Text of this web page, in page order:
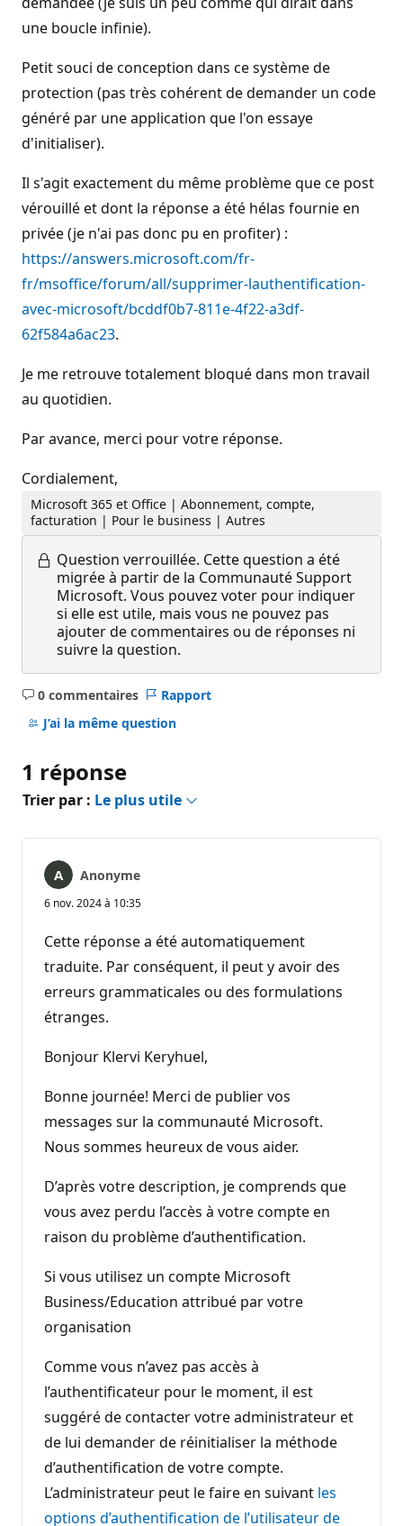
une boucle infinie).
Petit souci de conception dans ce système de
protection (pas très cohérent de demander un code
généré par une application que l'on essaye
d'initialiser).
Il s'agit exactement du même problème que ce post
vérouillé et dont la réponse a été hélas fournie en
privée (je n'ai pas donc pu en profiter) :
https://answers.microsoft.com/fr-
fr/msoffice/forum/all/supprimer-lauthentification-
avec-microsoft/bcddf0b7-811e-4f22-a3df-
62f584a6ac23.
Je me retrouve totalement bloqué dans mon travail
au quotidien.
Par avance, merci pour votre réponse.
Cordialement,
Microsoft 365 et Office | Abonnement, compte,
facturation | Pour le business | Autres
Question verrouillée. Cette question a été
migrée à partir de la Communauté Support
Microsoft. Vous pouvez voter pour indiquer
si elle est utile, mais vous ne pouvez pas
ajouter de commentaires ou de réponses ni
suivre la question.
0 commentaires
Aucun
commentaire
Rapport
J’ai la même question
1 réponse
Trier par : Le plus utile
Anonyme
6 nov. 2024 à 10:35
Cette réponse a été automatiquement
traduite. Par conséquent, il peut y avoir des
erreurs grammaticales ou des formulations
étranges.
Bonjour Klervi Keryhuel,
Bonne journée! Merci de publier vos
messages sur la communauté Microsoft.
Nous sommes heureux de vous aider.
D’après votre description, je comprends que
vous avez perdu l’accès à votre compte en
raison du problème d’authentification.
Si vous utilisez un compte Microsoft
Business/Education attribué par votre
organisation
Comme vous n’avez pas accès à
l’authentificateur pour le moment, il est
suggéré de contacter votre administrateur et
de lui demander de réinitialiser la méthode
d’authentification de votre compte.
L’administrateur peut le faire en suivant les
options d’authentification de l’utilisateur de